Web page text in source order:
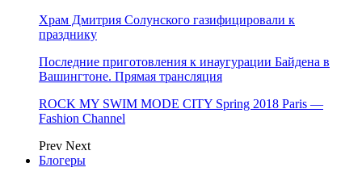
Храм Дмитрия Солунского газифицировали к
празднику
Последние приготовления к инаугурации Байдена в
Вашингтоне. Прямая трансляция
ROCK MY SWIM MODE CITY Spring 2018 Paris —
Fashion Channel
Prev Next
Блогеры